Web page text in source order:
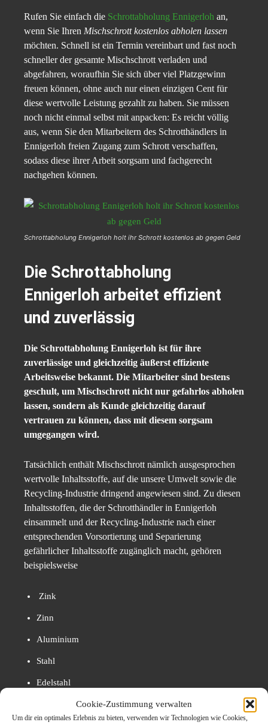
Cookie-Zustimmung verwalten
Um dir ein optimales Erlebnis zu bieten, verwenden wir Technologien wie Cookies,
Rufen Sie einfach die Schrottabholung Ennigerloh an,
wenn Sie Ihren Mischschrott kostenlos abholen lassen
möchten. Schnell ist ein Termin vereinbart und fast noch
schneller der gesamte Mischschrott verladen und
abgefahren, woraufhin Sie sich über viel Platzgewinn
freuen können, ohne auch nur einen einzigen Cent für
diese wertvolle Leistung gezahlt zu haben. Sie müssen
noch nicht einmal selbst mit anpacken: Es reicht völlig
aus, wenn Sie den Mitarbeitern des Schrotthändlers in
Ennigerloh freien Zugang zum Schrott verschaffen,
sodass diese ihrer Arbeit sorgsam und fachgerecht
nachgehen können.
Schrottabholung Ennigerloh holt ihr Schrott kostenlos ab gegen Geld
Die Schrottabholung
Ennigerloh arbeitet effizient
und zuverlässig
Die Schrottabholung Ennigerloh ist für ihre
zuverlässige und gleichzeitig äußerst effiziente
Arbeitsweise bekannt. Die Mitarbeiter sind bestens
geschult, um Mischschrott nicht nur gefahrlos abholen
lassen, sondern als Kunde gleichzeitig darauf
vertrauen zu können, dass mit diesem sorgsam
umgegangen wird.
Tatsächlich enthält Mischschrott nämlich ausgesprochen
wertvolle Inhaltsstoffe, auf die unsere Umwelt sowie die
Recycling-Industrie dringend angewiesen sind. Zu diesen
Inhaltsstoffen, die der Schrotthändler in Ennigerloh
einsammelt und der Recycling-Industrie nach einer
entsprechenden Vorsortierung und Separierung
gefährlicher Inhaltsstoffe zugänglich macht, gehören
beispielsweise
Zink
Zinn
Aluminium
Stahl
Edelstahl
diverse Metalllegierungen